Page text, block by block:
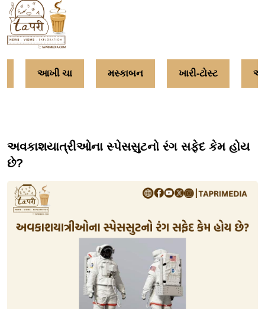
આખી ચા મસ્કાબન ખારી-ટોસ્ટ
અવકાશયાત્રીઓના સ્પેસસુટનો રંગ સફેદ કેમ હોય
છે?